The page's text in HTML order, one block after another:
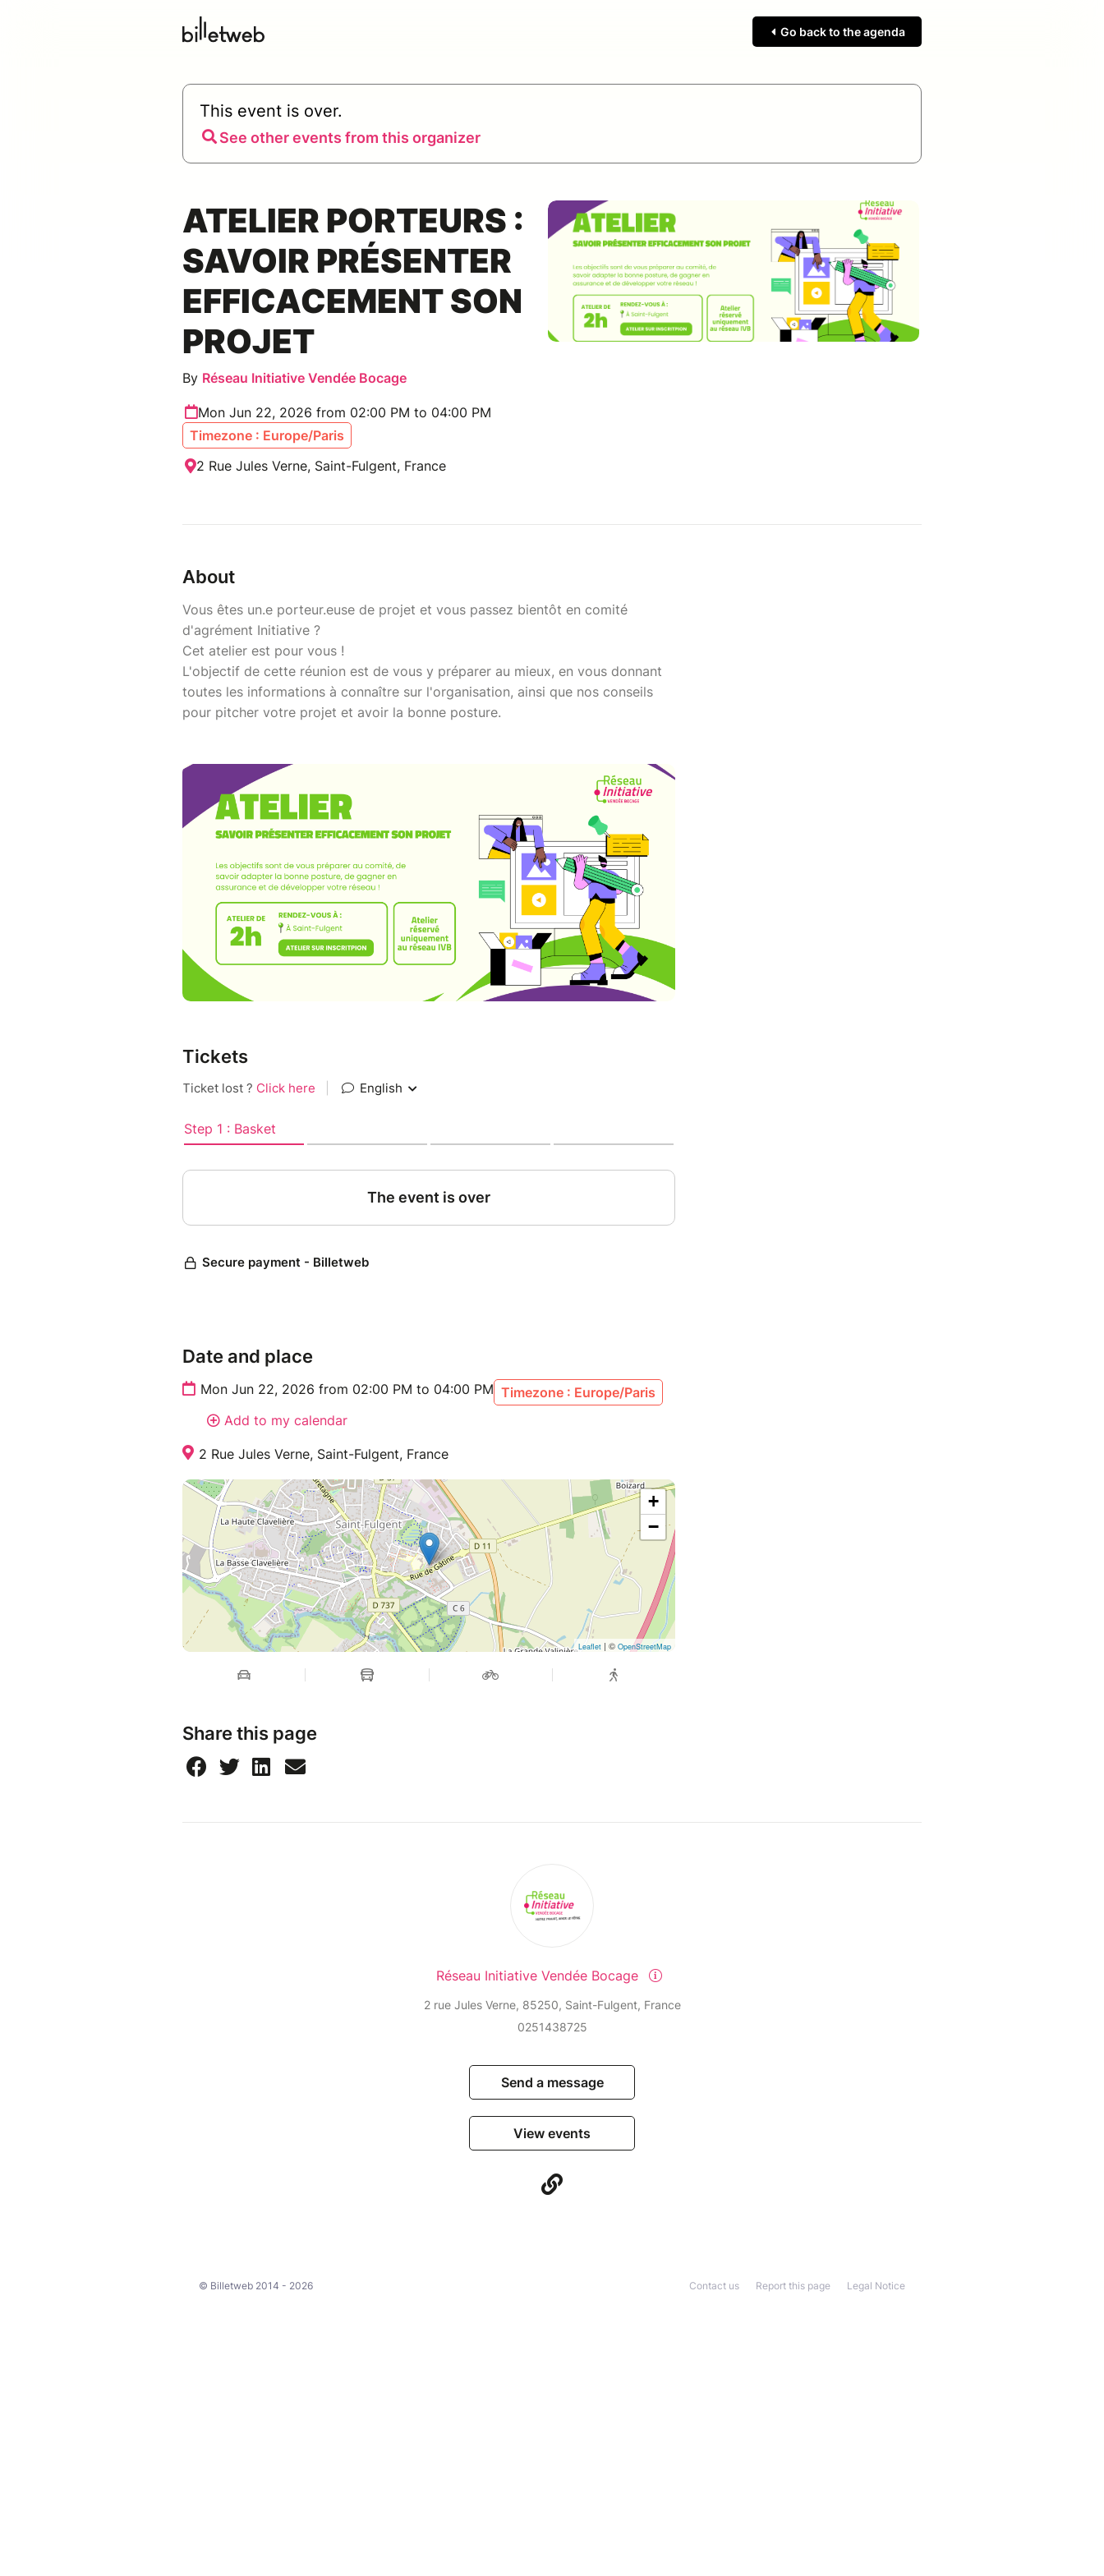
Go back to the agenda
This event is over.
See other events from this organizer
ATELIER PORTEURS :
SAVOIR PRÉSENTER
EFFICACEMENT SON
PROJET
By Réseau Initiative Vendée Bocage
Mon Jun 22, 2026 from 02:00 PM to 04:00 PM
Timezone : Europe/Paris
2 Rue Jules Verne, Saint-Fulgent, France
About
Vous êtes un.e porteur.euse de projet et vous passez bientôt en comité
d'agrément Initiative ?
Cet atelier est pour vous !
L'objectif de cette réunion est de vous y préparer au mieux, en vous donnant
toutes les informations à connaître sur l'organisation, ainsi que nos conseils
pour pitcher votre projet et avoir la bonne posture.
Tickets
Date and place
Mon Jun 22, 2026 from 02:00 PM to 04:00 PM Timezone : Europe/Paris
Add to my calendar
2 Rue Jules Verne, Saint-Fulgent, France
+
−
Leaflet | © OpenStreetMap
Share this page
Réseau Initiative Vendée Bocage
2 rue Jules Verne, 85250, Saint-Fulgent, France
0251438725
Send a message
View events
© Billetweb 2014 - 2026 Legal Notice
Report this page
Contact us